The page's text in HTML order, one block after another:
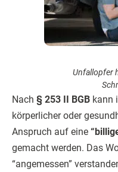
Unfallopfer
Nach § 253 II BGB kann
körperlicher oder
Anspruch auf eine
gemacht werden. Das
“angemessen”